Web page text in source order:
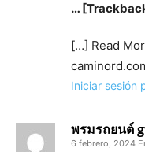
…
[…] Read
Iniciar sesión
พรมรถยนต์
6 febrero, 2024